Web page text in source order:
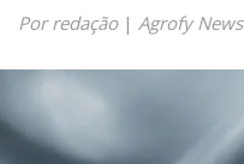
Por redação| Agrofy News